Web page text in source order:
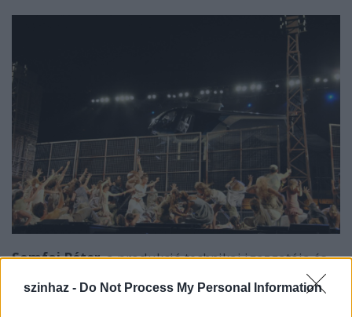
szinhaz - Do Not Process My Personal Information
Somfai Péter, a produkció technikai igazgatója és
világítástervezője kollégáival együtt már hetek óta a
bajai előadások műszaki előkészületeivel